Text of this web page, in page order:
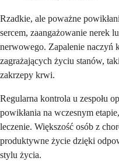
Rzadkie, ale poważne
sercem, zaangażowanie nerek
nerwowego. Zapalenie naczyń
zagrażających życiu stanów,
zakrzepy krwi.
Regularna kontrola u zespołu
powikłania na wczesnym
leczenie. Większość osób z
produktywne życie dzięki
stylu życia.